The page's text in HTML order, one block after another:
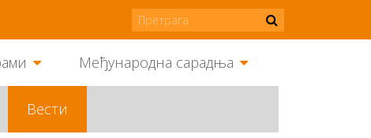
Међународна сарадња
Вести